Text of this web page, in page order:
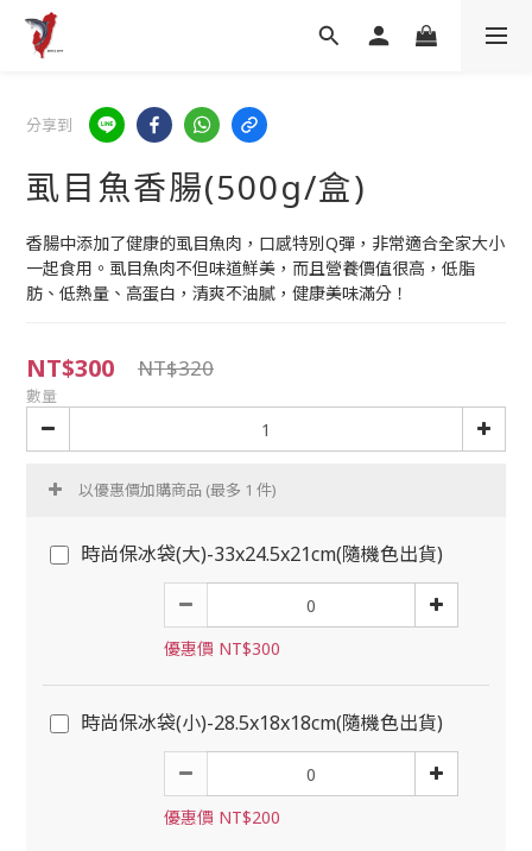
分享到
虱目魚香腸(500g/盒)
香腸中添加了健康的虱目魚肉，口感特別Q彈，非常適合全家大小
一起食用。虱目魚肉不但味道鮮美，而且營養價值很高，低脂
肪、低熱量、高蛋白，清爽不油膩，健康美味滿分！
NT$300 NT$320
數量
以優惠價加購商品 (最多 1 件)
時尚保冰袋(大)-33x24.5x21cm(隨機色出貨)
優惠價 NT$300
時尚保冰袋(小)-28.5x18x18cm(隨機色出貨)
優惠價 NT$200